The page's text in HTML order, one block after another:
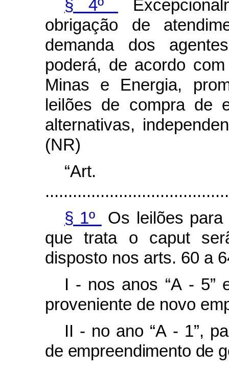
§ 4º
obrigação de
demanda dos
poderá, de acordo
Minas e Energia,
leilões de compra de
alternativas,
(NR)
§ 1º
Os leilões
que trata o caput
disposto nos arts. 60 a
I - nos anos “A - 5”
proveniente de novo
II - no ano “A - 1”,
de empreendimento de